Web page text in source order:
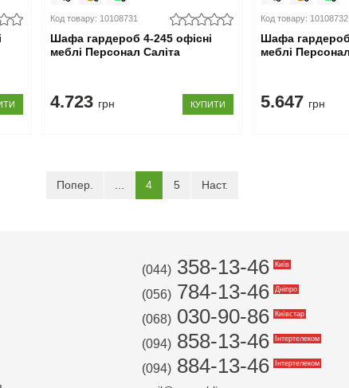
Код товару: 10108731
Шафа гардероб 4-245 офісні
меблі Персонал Саліта
4.723 грн КУПИТИ
Код товару: 10108732
Шафа гардероб
меблі
5.647 грн
Попер. 4(current)
5 Наст.
(044) 358-13-46 Київ
(056) 784-13-46 Дніпро
(068) 030-90-86 Київстар
(094) 858-13-46 Інтертелеком
(094) 884-13-46 Інтертелеком